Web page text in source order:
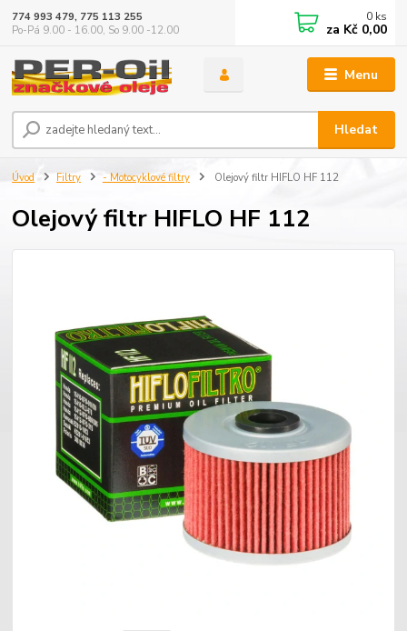
Menu
Hledat
774 993 479, 775 113 255
Po-Pá 9.00 - 16.00, So 9.00 -12.00
0 ks
za Kč 0,00
Úvod Filtry - Motocyklové filtry Olejový filtr HIFLO HF 112
Olejový filtr HIFLO HF 112